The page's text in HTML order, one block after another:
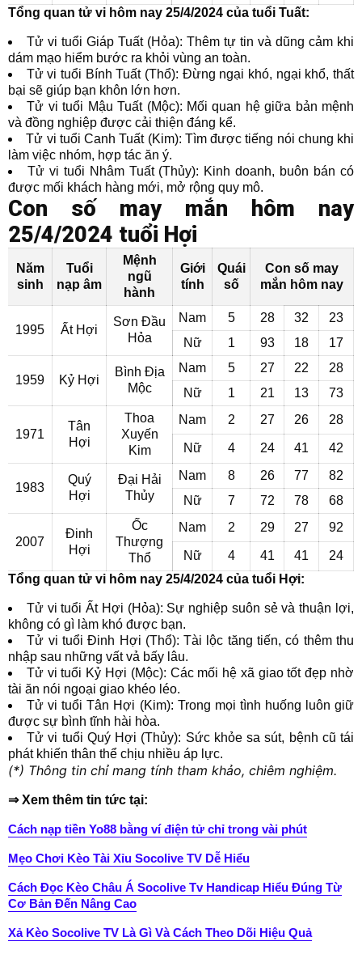
Tổng quan tử vi hôm nay 25/4/2024 của tuổi Tuất:
Tử vi tuổi Giáp Tuất (Hỏa): Thêm tự tin và dũng cảm khi
dám mạo hiểm bước ra khỏi vùng an toàn.
Tử vi tuổi Bính Tuất (Thổ): Đừng ngại khó, ngại khổ, thất
bại sẽ giúp bạn khôn lớn hơn.
Tử vi tuổi Mậu Tuất (Mộc): Mối quan hệ giữa bản mệnh
và đồng nghiệp được cải thiện đáng kể.
Tử vi tuổi Canh Tuất (Kim): Tìm được tiếng nói chung khi
làm việc nhóm, hợp tác ăn ý.
Tử vi tuổi Nhâm Tuất (Thủy): Kinh doanh, buôn bán có
được mối khách hàng mới, mở rộng quy mô.
Con số may mắn hôm nay
25/4/2024 tuổi Hợi
Năm
sinh
Tuổi
nạp âm
Mệnh
ngũ
hành
Giới
tính
Quái
số
Con số may
mắn hôm nay
1995 Ất Hợi
Sơn Đầu
Hỏa
Nam 5 28 32
23
Nữ
1 93 18 17
1959 Kỷ Hợi
Bình Địa
Mộc
Nam 5 27 22
28
Nữ
1 21 13 73
1971
Tân
Hợi
Thoa
Xuyến
Kim
Nam 2 27 26 28
Nữ 4 24 41 42
1983
Quý
Hợi
Đại Hải
Thủy
Nam 8 26 77
82
Nữ
7 72 78 68
2007
Đinh
Hợi
Ốc
Thượng
Thổ
Nam 2 29 27 92
Nữ 4 41 41
24
Tổng quan tử vi hôm nay 25/4/2024 của tuổi Hợi:
Tử vi tuổi Ất Hợi (Hỏa): Sự nghiệp suôn sẻ và thuận lợi,
không có gì làm khó được bạn.
Tử vi tuổi Đinh Hợi (Thổ): Tài lộc tăng tiến, có thêm thu
nhập sau những vất vả bấy lâu.
Tử vi tuổi Kỷ Hợi (Mộc): Các mối hệ xã giao tốt đẹp nhờ
tài ăn nói ngoại giao khéo léo.
Tử vi tuổi Tân Hợi (Kim): Trong mọi tình huống luôn giữ
được sự bình tĩnh hài hòa.
Tử vi tuổi Quý Hợi (Thủy): Sức khỏe sa sút, bệnh cũ tái
phát khiến thân thể chịu nhiều áp lực.
(*) Thông tin chỉ mang tính tham khảo, chiêm nghiệm.
⇒ Xem thêm tin tức tại:
Cách nạp tiền Yo88 bằng ví điện tử chỉ trong vài phút
Mẹo Chơi Kèo Tài Xỉu Socolive TV Dễ Hiểu
Cách Đọc Kèo Châu Á Socolive Tv Handicap Hiểu Đúng Từ
Cơ Bản Đến Nâng Cao
Xả Kèo Socolive TV Là Gì Và Cách Theo Dõi Hiệu Quả